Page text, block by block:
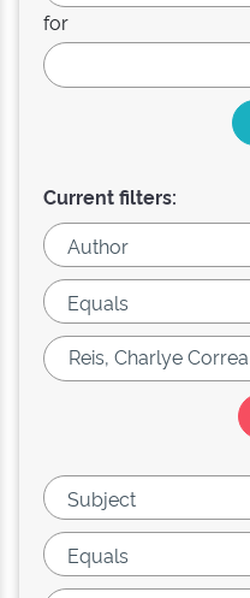
for
Current filters: